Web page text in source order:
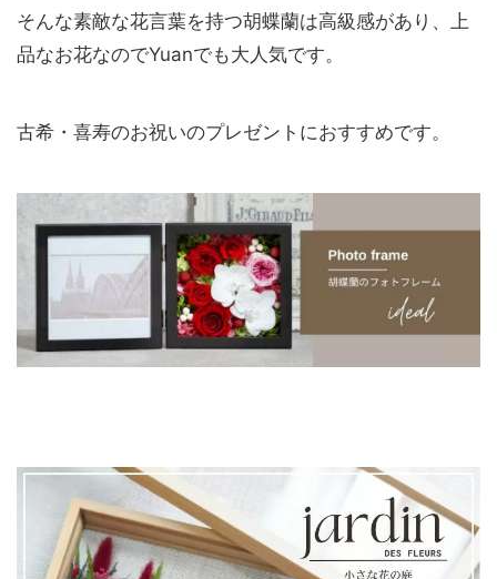
そんな素敵な花言葉を持つ胡蝶蘭は高級感があり、上
品なお花なのでYuanでも大人気です。
古希・喜寿のお祝いのプレゼントにおすすめです。